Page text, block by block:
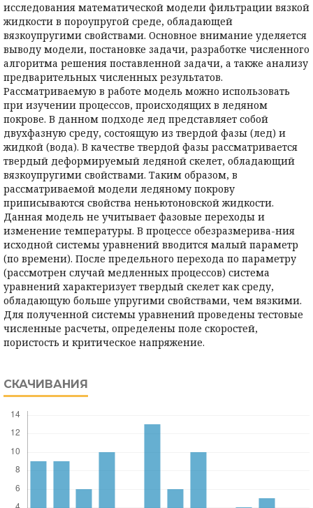
исследования математической модели фильтрации вязкой
жидкости в пороупругой среде, обладающей
вязкоупругими свойствами. Основное внимание уделяется
выводу модели, постановке задачи, разработке численного
алгоритма решения поставленной задачи, а также анализу
предварительных численных результатов.
Рассматриваемую в работе модель можно использовать
при изучении процессов, происходящих в ледяном
покрове. В данном подходе лед представляет собой
двухфазную среду, состоящую из твердой фазы (лед) и
жидкой (вода). В качестве твердой фазы рассматривается
твердый деформируемый ледяной скелет, обладающий
вязкоупругими свойствами. Таким образом, в
рассматриваемой модели ледяному покрову
приписываются свойства неньютоновской жидкости.
Данная модель не учитывает фазовые переходы и
изменение температуры. В процессе обезразмерива-ния
исходной системы уравнений вводится малый параметр
(по времени). После предельного перехода по параметру
(рассмотрен случай медленных процессов) система
уравнений характеризует твердый скелет как среду,
обладающую больше упругими свойствами, чем вязкими.
Для полученной системы уравнений проведены тестовые
численные расчеты, определены поле скоростей,
пористость и критическое напряжение.
СКАЧИВАНИЯ